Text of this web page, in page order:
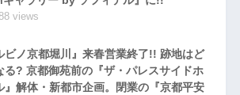
views
ビノ京都堀川』来春営業終了!! 跡地はど
る? 京都御苑前の『ザ・パレスサイドホ
』解体・新都市企画。閉業の『京都平安